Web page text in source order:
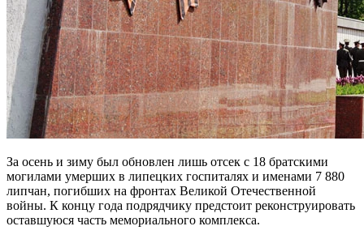
За осень и зиму был обновлен лишь отсек с 18 братскими
могилами умерших в липецких госпиталях и именами 7 880
липчан, погибших на фронтах Великой Отечественной
войны. К концу года подрядчику предстоит реконструировать
оставшуюся часть мемориального комплекса.